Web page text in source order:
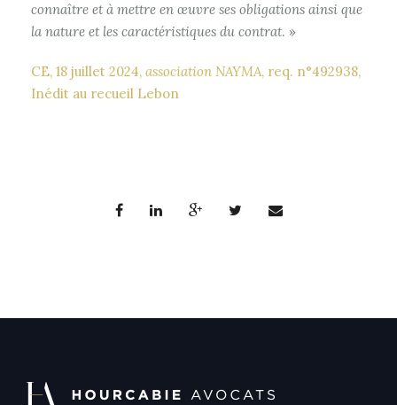
connaître et à mettre en œuvre ses obligations ainsi que
la nature et les caractéristiques du contrat. »
CE, 18 juillet 2024, association NAYMA, req. n°492938,
Inédit au recueil Lebon